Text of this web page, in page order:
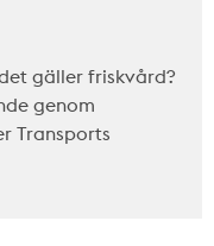
gäller friskvård?
genom
Transports